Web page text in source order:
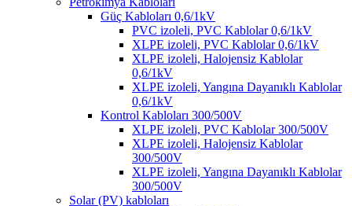
Güç Kabloları 0,6/1kV
PVC izoleli, PVC Kablolar 0,6/1kV
XLPE izoleli, PVC Kablolar 0,6/1kV
XLPE izoleli, Halojensiz Kablolar
0,6/1kV
XLPE izoleli, Yangına Dayanıklı Kablolar
0,6/1kV
Kontrol Kabloları 300/500V
XLPE izoleli, PVC Kablolar 300/500V
XLPE izoleli, Halojensiz Kablolar
300/500V
XLPE izoleli, Yangına Dayanıklı Kablolar
300/500V
Solar (PV) kabloları